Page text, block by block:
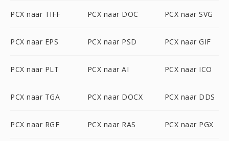
PCX naar TIFF PCX naar DOC PCX naar SVG
PCX naar EPS PCX naar PSD PCX naar GIF
PCX naar PLT PCX naar AI PCX naar ICO
PCX naar TGA PCX naar DOCX PCX naar DDS
PCX naar RGF PCX naar RAS PCX naar PGX